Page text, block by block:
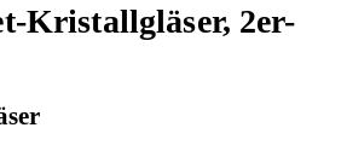
Kristallgläser, 2er-